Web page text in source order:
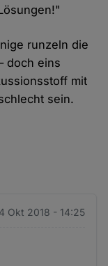
runzeln die
doch eins
mit
sein.
Okt 2018 - 14:25